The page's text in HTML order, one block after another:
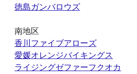
徳島ガンバロウズ
南地区
香川ファイブアローズ
愛媛オレンジバイキングス
ライジングゼファーフクオカ